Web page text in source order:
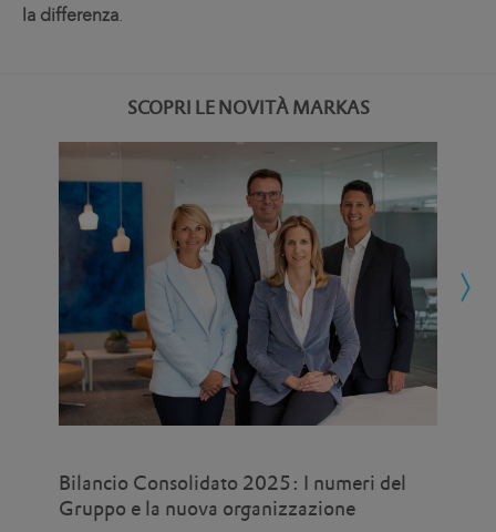
la differenza.
SCOPRI LE NOVITÀ MARKAS
Bilancio Consolidato 2025: I numeri del
Gruppo e la nuova organizzazione